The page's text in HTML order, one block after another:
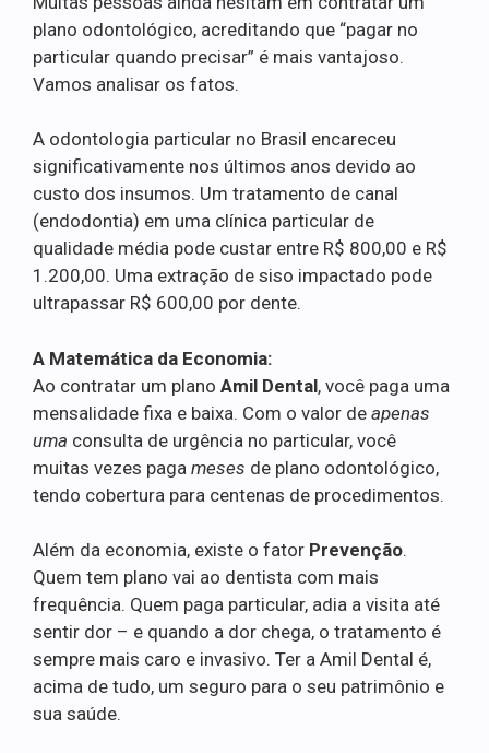
plano odontológico, acreditando que “pagar no
particular quando precisar” é mais vantajoso.
Vamos analisar os fatos.
A odontologia particular no Brasil encareceu
significativamente nos últimos anos devido ao
custo dos insumos. Um tratamento de canal
(endodontia) em uma clínica particular de
qualidade média pode custar entre R$ 800,00 e R$
1.200,00. Uma extração de siso impactado pode
ultrapassar R$ 600,00 por dente.
A Matemática da Economia:
Ao contratar um plano Amil Dental, você paga uma
mensalidade fixa e baixa. Com o valor de apenas
uma consulta de urgência no particular, você
muitas vezes paga meses de plano odontológico,
tendo cobertura para centenas de procedimentos.
Além da economia, existe o fator Prevenção.
Quem tem plano vai ao dentista com mais
frequência. Quem paga particular, adia a visita até
sentir dor – e quando a dor chega, o tratamento é
sempre mais caro e invasivo. Ter a Amil Dental é,
acima de tudo, um seguro para o seu patrimônio e
sua saúde.